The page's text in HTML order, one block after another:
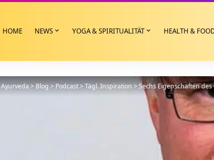
HOME NEWS YOGA & SPIRITUALITÄT HEALTH &
>Blog>Podcast>Tägl. Inspiration>Sechs Eigenschaften